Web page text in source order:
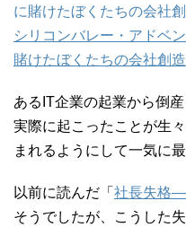
シリコンバレー・アドベ
賭けたぼくたちの会社創
あるIT企業の起業から倒
実際に起こったことが生
まれるようにして一気に
以前に読んだ「 社長失格―
そうでしたが、こうした